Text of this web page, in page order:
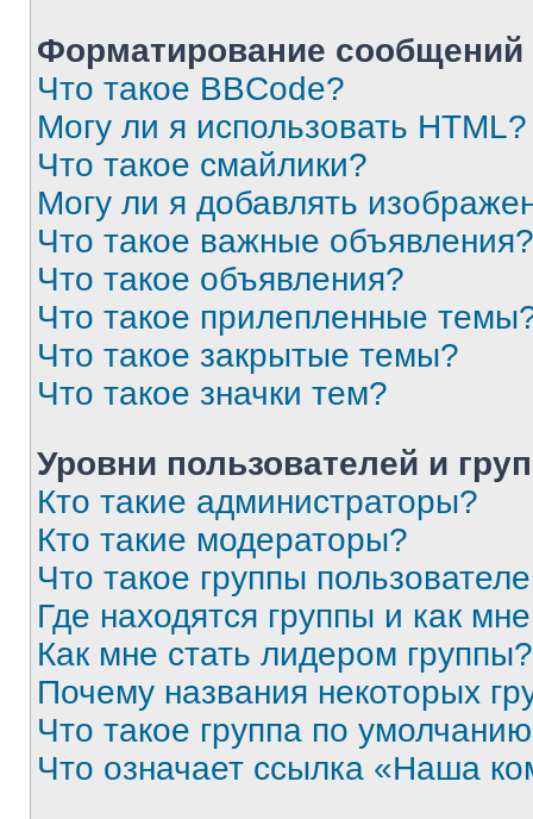
Форматирование
Что такое BBCode?
Могу ли я использовать HTML?
Что такое смайлики?
Могу ли я добавлять
Что такое важные объявления?
Что такое объявления?
Что такое прилепленные
Что такое закрытые темы?
Что такое значки тем?
Уровни пользователей и
Кто такие администраторы?
Кто такие модераторы?
Что такое группы
Где находятся группы и как
Как мне стать лидером группы?
Почему названия некоторых
Что такое группа по
Что означает ссылка «Наша